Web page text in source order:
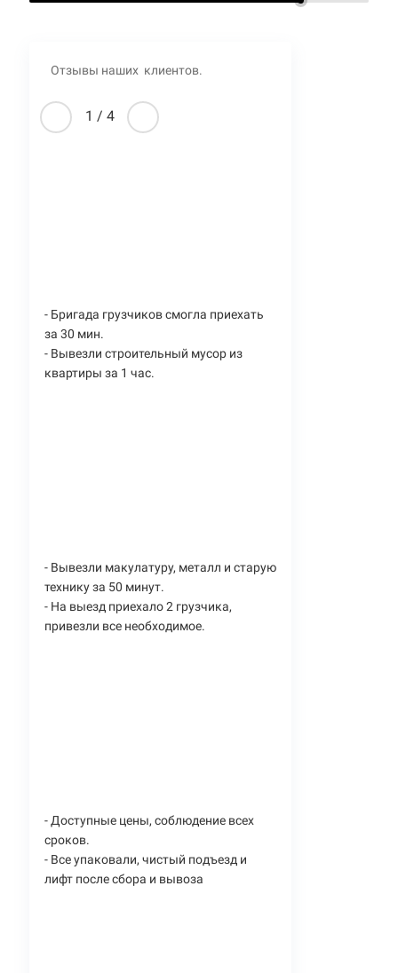
Отзывы наших клиентов.
1 / 4
- Бригада грузчиков смогла приехать
за 30 мин.
- Вывезли строительный мусор из
квартиры за 1 час.
- Вывезли макулатуру, металл и старую
технику за 50 минут.
- На выезд приехало 2 грузчика,
привезли все необходимое.
- Доступные цены, соблюдение всех
сроков.
- Все упаковали, чистый подъезд и
лифт после сбора и вывоза